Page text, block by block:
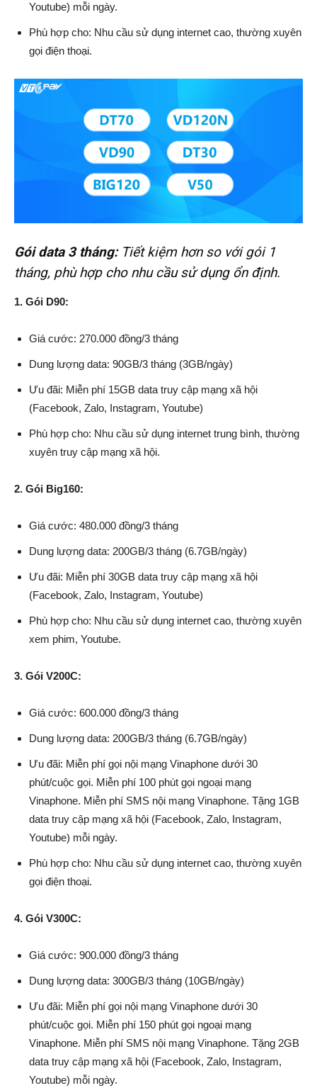
Youtube) mỗi ngày.
Phù hợp cho: Nhu cầu sử dụng internet cao, thường xuyên
gọi điện thoại.
Gói data 3 tháng:Tiết kiệm hơn so với gói 1
tháng, phù hợp cho nhu cầu sử dụng ổn định.
1. Gói D90:
Giá cước: 270.000 đồng/3 tháng
Dung lượng data: 90GB/3 tháng (3GB/ngày)
Ưu đãi: Miễn phí 15GB data truy cập mạng xã hội
(Facebook, Zalo, Instagram, Youtube)
Phù hợp cho: Nhu cầu sử dụng internet trung bình, thường
xuyên truy cập mạng xã hội.
2. Gói Big160:
Giá cước: 480.000 đồng/3 tháng
Dung lượng data: 200GB/3 tháng (6.7GB/ngày)
Ưu đãi: Miễn phí 30GB data truy cập mạng xã hội
(Facebook, Zalo, Instagram, Youtube)
Phù hợp cho: Nhu cầu sử dụng internet cao, thường xuyên
xem phim, Youtube.
3. Gói V200C:
Giá cước: 600.000 đồng/3 tháng
Dung lượng data: 200GB/3 tháng (6.7GB/ngày)
Ưu đãi: Miễn phí gọi nội mạng Vinaphone dưới 30
phút/cuộc gọi. Miễn phí 100 phút gọi ngoại mạng
Vinaphone. Miễn phí SMS nội mạng Vinaphone. Tặng 1GB
data truy cập mạng xã hội (Facebook, Zalo, Instagram,
Youtube) mỗi ngày.
Phù hợp cho: Nhu cầu sử dụng internet cao, thường xuyên
gọi điện thoại.
4. Gói V300C:
Giá cước: 900.000 đồng/3 tháng
Dung lượng data: 300GB/3 tháng (10GB/ngày)
Ưu đãi: Miễn phí gọi nội mạng Vinaphone dưới 30
phút/cuộc gọi. Miễn phí 150 phút gọi ngoại mạng
Vinaphone. Miễn phí SMS nội mạng Vinaphone. Tặng 2GB
data truy cập mạng xã hội (Facebook, Zalo, Instagram,
Youtube) mỗi ngày.